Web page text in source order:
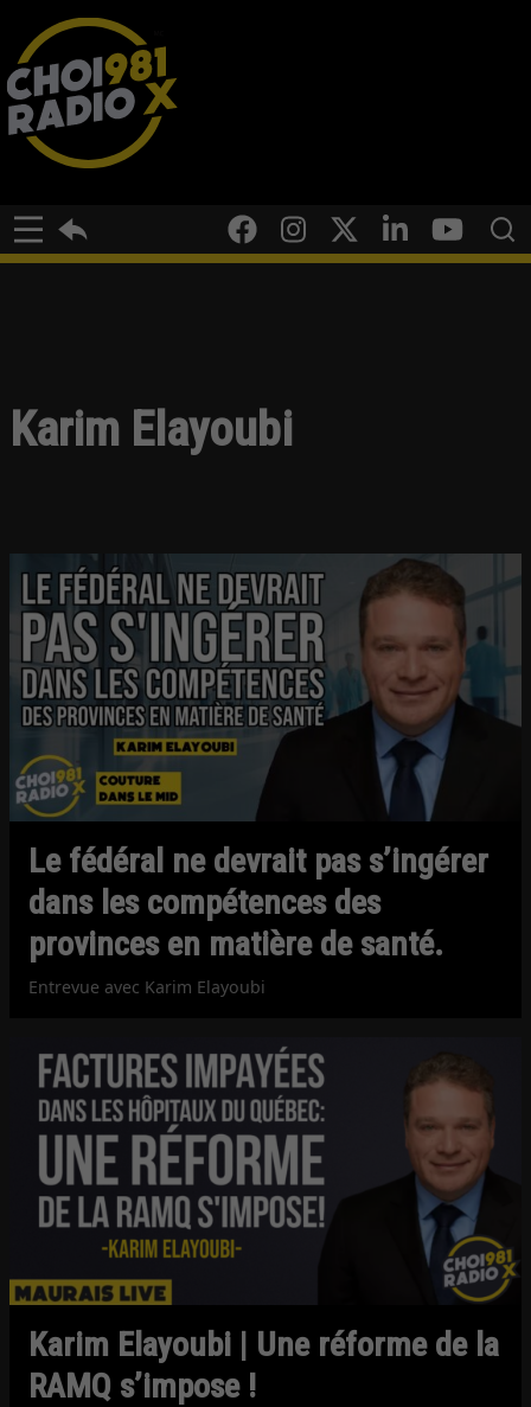
Karim Elayoubi
Le fédéral ne devrait pas s’ingérer
dans les compétences des
provinces en matière de santé.
Entrevue avec Karim Elayoubi
Karim Elayoubi | Une réforme de la
RAMQ s’impose !